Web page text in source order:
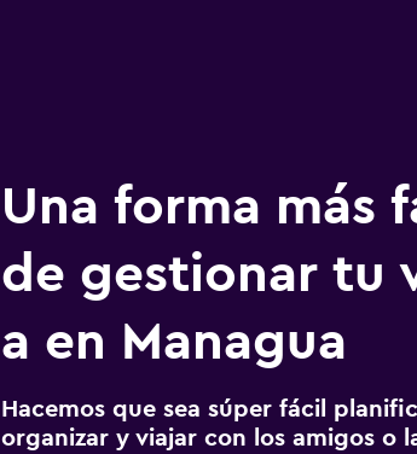
Una forma más
de gestionar tu
a en Managua
Hacemos que sea súper fácil
organizar y viajar con los amigos o